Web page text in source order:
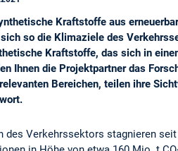
Kraftstoffe aus
so die Klimaziele des
Kraftstoffe, das sich in
Ihnen die Projektpartner das
Bereichen, teilen ihre
des Verkehrssektors stagnieren